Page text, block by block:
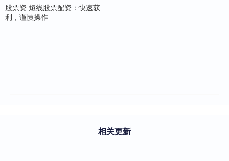
股票资 短线股票配资：快速获
利，谨慎操作
相关更新